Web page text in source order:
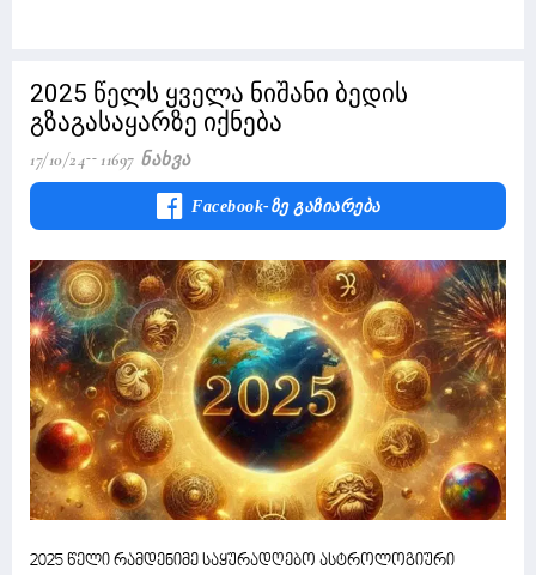
2025 წელს ყველა ნიშანი ბედის
გზაგასაყარზე იქნება
17/10/24 11697 Ნახვა
Facebook-Ზე Გაზიარება
2025 წელი რამდენიმე საყურადღებო ასტროლოგიური